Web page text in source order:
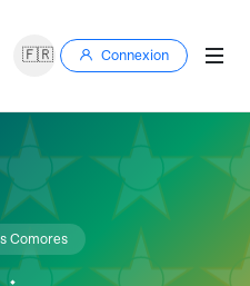
🇫🇷 Connexion
Comores